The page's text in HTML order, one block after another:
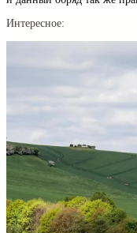
Интересное: